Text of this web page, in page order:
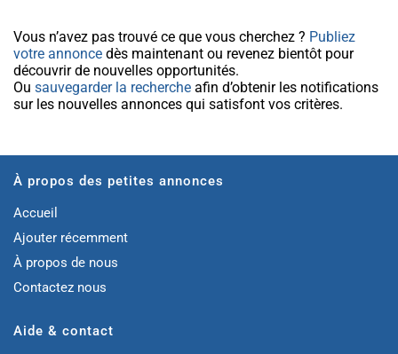
Vous n’avez pas trouvé ce que vous cherchez ? Publiez
votre annonce dès maintenant ou revenez bientôt pour
découvrir de nouvelles opportunités.
Ou sauvegarder la recherche afin d’obtenir les notifications
sur les nouvelles annonces qui satisfont vos critères.
À propos des petites annonces
Accueil
Ajouter récemment
À propos de nous
Contactez nous
Aide & contact